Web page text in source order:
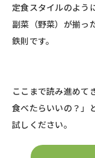
定食スタイルのよう
副菜（野菜）が揃っ
鉄則です。
ここまで読み進めて
食べたらいいの？」
試しください。